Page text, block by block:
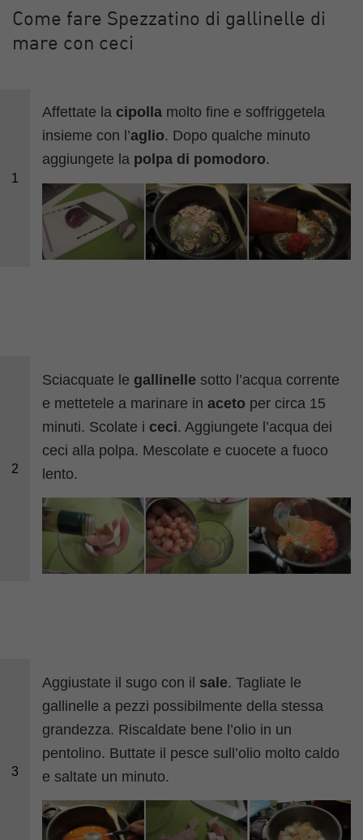
Come fare Spezzatino di gallinelle di
mare con ceci
1
Affettate la cipolla molto fine e soffriggetela
insieme con l’aglio. Dopo qualche minuto
aggiungete la polpa di pomodoro.
2
Sciacquate le gallinelle sotto l’acqua corrente
e mettetele a marinare inaceto per circa 15
minuti. Scolate i ceci. Aggiungete l’acqua dei
ceci alla polpa. Mescolate e cuocete a fuoco
lento.
3
Aggiustate il sugo con il sale. Tagliate le
gallinelle a pezzi possibilmente della stessa
grandezza. Riscaldate bene l’olio in un
pentolino. Buttate il pesce sull’olio molto caldo
e saltate un minuto.